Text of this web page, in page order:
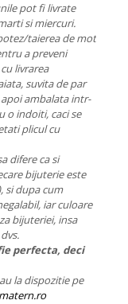
pot fi livrate
si miercuri.
taierea de mot
a preveni
livrarea
suvita de par
ambalata intr-
o indoiti, caci se
plicul cu
difere ca si
bijuterie este
si dupa cum
iar culoare
bijuteriei, insa
perfecta, deci
la dispozitie pe